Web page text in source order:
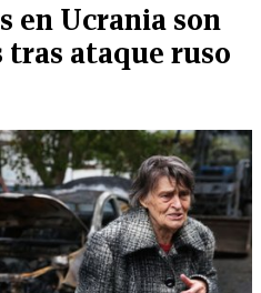
en Ucrania son
tras ataque ruso